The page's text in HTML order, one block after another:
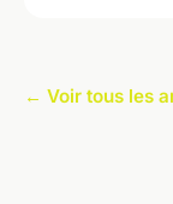
← Voir tous les